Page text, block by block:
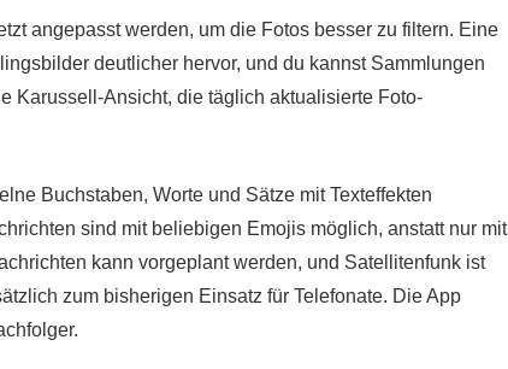
angepasst werden, um die Fotos besser zu filtern. Eine
deutlicher hervor, und du kannst Sammlungen
Karussell-Ansicht, die täglich aktualisierte Foto-
Buchstaben, Worte und Sätze mit Texteffekten
sind mit beliebigen Emojis möglich, anstatt nur mit
kann vorgeplant werden, und Satellitenfunk ist
zum bisherigen Einsatz für Telefonate. Die App